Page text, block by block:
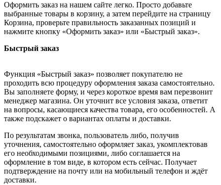
Оформить заказ на нашем сайте легко. Просто добавьте
выбранные товары в корзину, а затем перейдите на страницу
Корзина, проверьте правильность заказанных позиций и
нажмите кнопку «Оформить заказ» или «Быстрый заказ».
Быстрый заказ
Функция «Быстрый заказ» позволяет покупателю не
проходить всю процедуру оформления заказа самостоятельно.
Вы заполняете форму, и через короткое время вам перезвонит
менеджер магазина. Он уточнит все условия заказа, ответит
на вопросы, касающиеся качества товара, его особенностей. А
также подскажет о вариантах оплаты и доставки.
По результатам звонка, пользователь либо, получив
уточнения, самостоятельно оформляет заказ, укомплектовав
его необходимыми позициями, либо соглашается на
оформление в том виде, в котором есть сейчас. Получает
подтверждение на почту или на мобильный телефон и ждёт
доставки.